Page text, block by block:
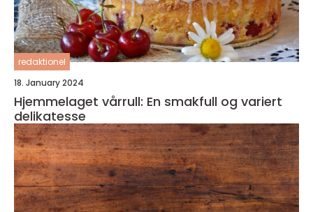
redaktionel
18. January 2024
Hjemmelaget vårrull: En smakfull og variert
delikatesse